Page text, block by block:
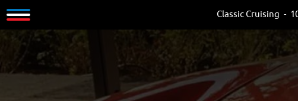
Classic Cruising -